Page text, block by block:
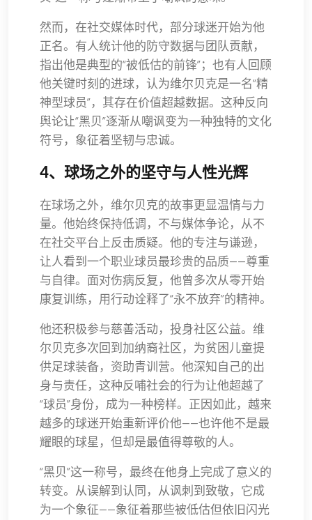
然而，在社交媒体时代，部分球迷开始为他
正名。有人统计他的防守数据与团队贡献，
指出他是典型的“被低估的前锋”；也有人回顾
他关键时刻的进球，认为维尔贝克是一名“精
神型球员”，其存在价值超越数据。这种反向
舆论让“黑贝”逐渐从嘲讽变为一种独特的文化
符号，象征着坚韧与忠诚。
4、球场之外的坚守与人性光辉
在球场之外，维尔贝克的故事更显温情与力
量。他始终保持低调，不与媒体争论，从不
在社交平台上反击质疑。他的专注与谦逊，
让人看到一个职业球员最珍贵的品质——尊重
与自律。面对伤病反复，他曾多次从零开始
康复训练，用行动诠释了“永不放弃”的精神。
他还积极参与慈善活动，投身社区公益。维
尔贝克多次回到加纳裔社区，为贫困儿童提
供足球装备，资助青训营。他深知自己的出
身与责任，这种反哺社会的行为让他超越了
“球员”身份，成为一种榜样。正因如此，越来
越多的球迷开始重新评价他——也许他不是最
耀眼的球星，但却是最值得尊敬的人。
“黑贝”这一称号，最终在他身上完成了意义的
转变。从误解到认同，从讽刺到致敬，它成
为一个象征——象征着那些被低估但依旧闪光